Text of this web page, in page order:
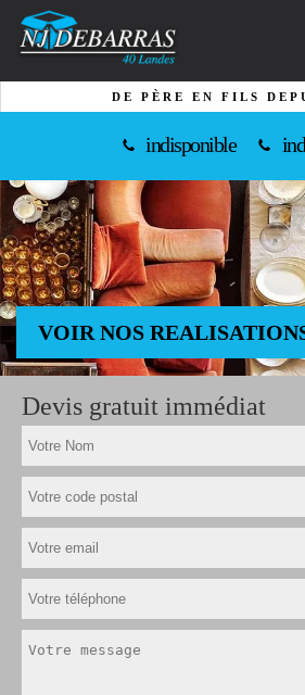
DE PÈRE EN FILS
indisponible
VOIR NOS
Devis gratuit immédiat